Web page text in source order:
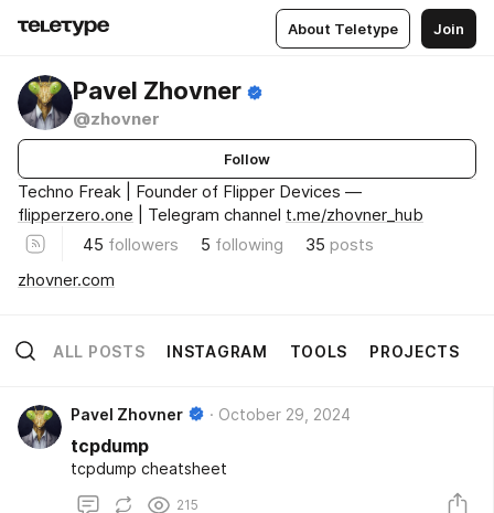
About Teletype Join
Pavel Zhovner
@zhovner
Follow
Techno Freak | Founder of Flipper Devices —
flipperzero.one | Telegram channel t.me/zhovner_hub
45 followers 5 following 35 posts
zhovner.com
ALL POSTS INSTAGRAM TOOLS PROJECTS
Pavel Zhovner October 29, 2024
tcpdump
tcpdump cheatsheet
215